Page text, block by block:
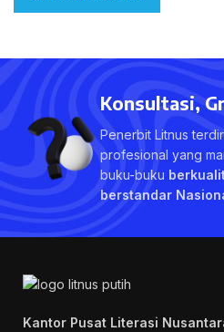
Konsultasi,
Penerbit Litnus
profesional yang
buku-buku
berstandar
Kantor Pusat Literasi